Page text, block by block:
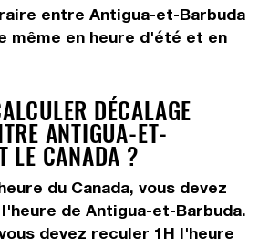
entre Antigua-et-Barbuda
même en heure d'été et en
DÉCALAGE
ANTIGUA-ET-
LE CANADA ?
du Canada, vous devez
de Antigua-et-Barbuda.
devez reculer 1H l'heure